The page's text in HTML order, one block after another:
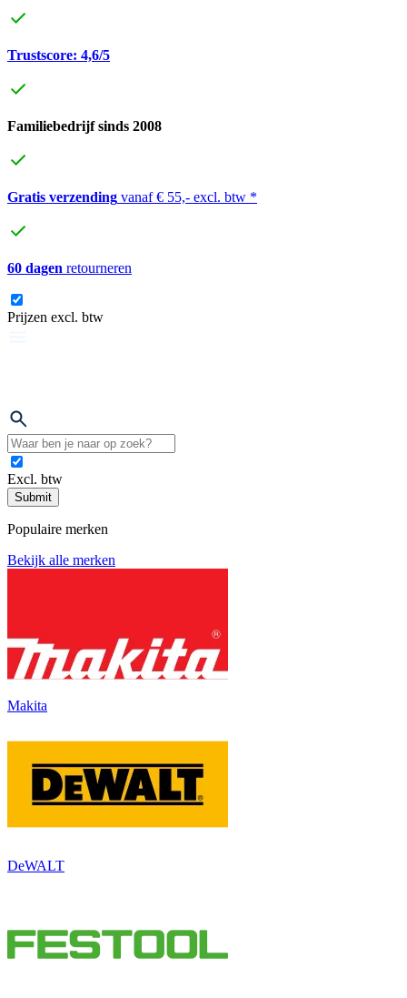
Trustscore: 4,6/5
Familiebedrijf sinds 2008
Gratis verzending vanaf € 55,- excl. btw *
60 dagen retourneren
Prijzen excl. btw
Excl. btw
Submit
Populaire merken
Bekijk alle merken
Makita
DeWALT